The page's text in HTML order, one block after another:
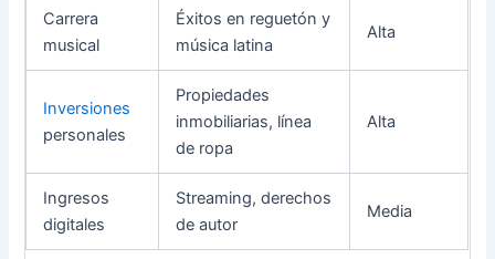
Carrera
musical
Éxitos en reguetón y
música latina
Alta
Inversiones
personales
Propiedades
inmobiliarias, línea
de ropa
Alta
Ingresos
digitales
Streaming, derechos
de autor
Media